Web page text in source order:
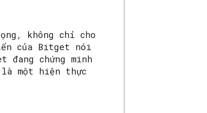
không chỉ cho
của Bitget nói
chứng minh
một hiện thực